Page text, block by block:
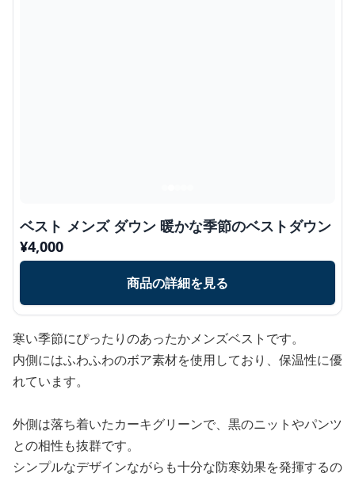
ベスト メンズ ダウン 暖かな季節のベストダウン
¥4,000
商品の詳細を見る
寒い季節にぴったりのあったかメンズベストです。
内側にはふわふわのボア素材を使用しており、保温性に優
れています。
外側は落ち着いたカーキグリーンで、黒のニットやパンツ
との相性も抜群です。
シンプルなデザインながらも十分な防寒効果を発揮するの